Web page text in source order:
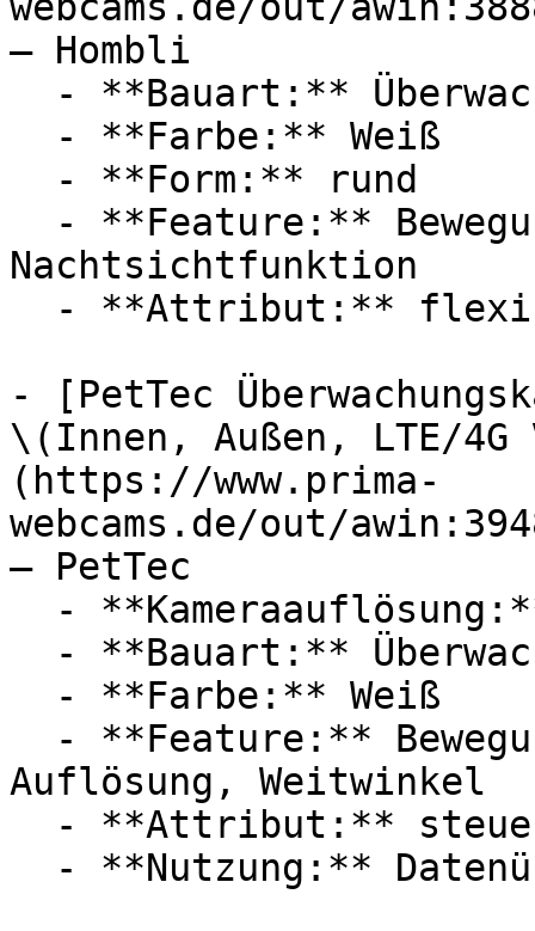
— Hombli
Nachtsichtfunktion
- [PetTec
\(Innen, Außen, LTE/
(https://www.prima-
webcams.de/out/
— PetTec
Auflösung, Weitwinkel